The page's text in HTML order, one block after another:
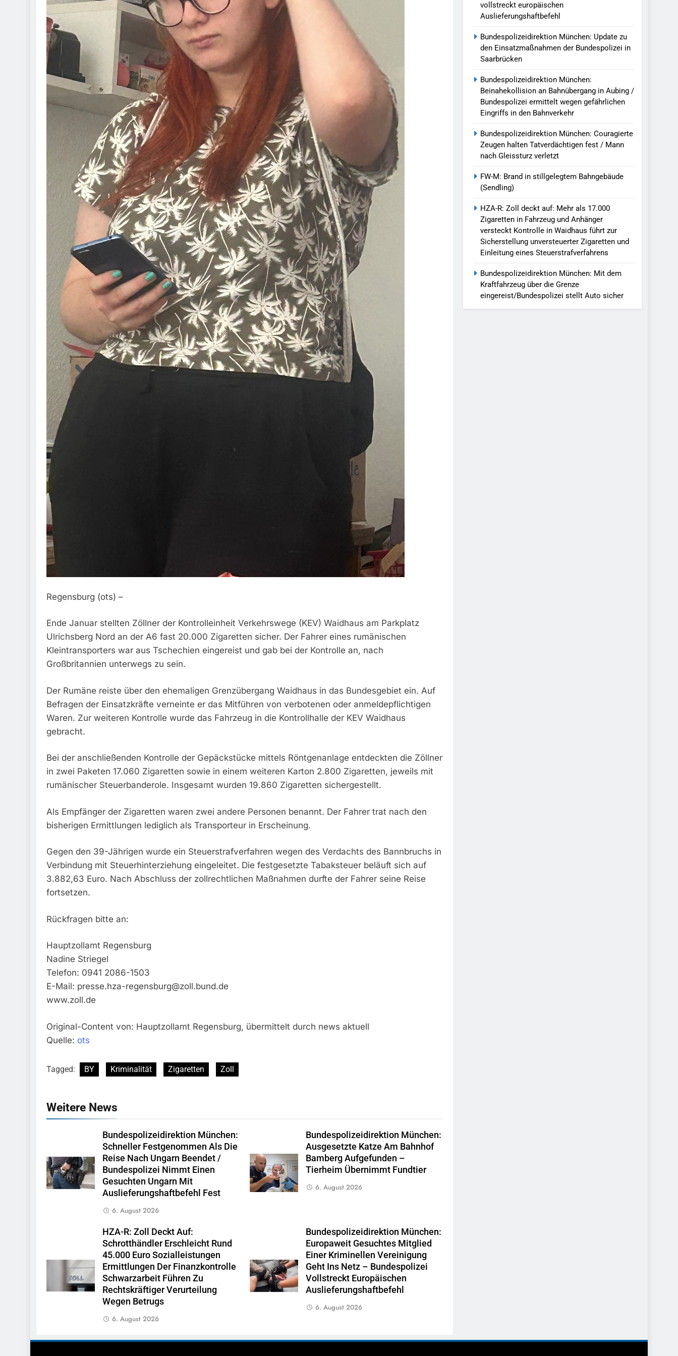
Regensburg (ots) –
Ende Januar stellten Zöllner der Kontrolleinheit Verkehrswege (KEV) Waidhaus am Parkplatz
Ulrichsberg Nord an der A6 fast 20.000 Zigaretten sicher. Der Fahrer eines rumänischen
Kleintransporters war aus Tschechien eingereist und gab bei der Kontrolle an, nach
Großbritannien unterwegs zu sein.
Der Rumäne reiste über den ehemaligen Grenzübergang Waidhaus in das Bundesgebiet ein. Auf
Befragen der Einsatzkräfte verneinte er das Mitführen von verbotenen oder anmeldepflichtigen
Waren. Zur weiteren Kontrolle wurde das Fahrzeug in die Kontrollhalle der KEV Waidhaus
gebracht.
Bei der anschließenden Kontrolle der Gepäckstücke mittels Röntgenanlage entdeckten die Zöllner
in zwei Paketen 17.060 Zigaretten sowie in einem weiteren Karton 2.800 Zigaretten, jeweils mit
rumänischer Steuerbanderole. Insgesamt wurden 19.860 Zigaretten sichergestellt.
Als Empfänger der Zigaretten waren zwei andere Personen benannt. Der Fahrer trat nach den
bisherigen Ermittlungen lediglich als Transporteur in Erscheinung.
Gegen den 39-Jährigen wurde ein Steuerstrafverfahren wegen des Verdachts des Bannbruchs in
Verbindung mit Steuerhinterziehung eingeleitet. Die festgesetzte Tabaksteuer beläuft sich auf
3.882,63 Euro. Nach Abschluss der zollrechtlichen Maßnahmen durfte der Fahrer seine Reise
fortsetzen.
Rückfragen bitte an:
Hauptzollamt Regensburg
Nadine Striegel
Telefon: 0941 2086-1503
E-Mail: presse.hza-regensburg@zoll.bund.de
www.zoll.de
Original-Content von: Hauptzollamt Regensburg, übermittelt durch news aktuell
Quelle: ots
Tagged: BY Kriminalität Zigaretten Zoll
Weitere News
Bundespolizeidirektion München:
Schneller Festgenommen Als Die
Reise Nach Ungarn Beendet /
Bundespolizei Nimmt Einen
Gesuchten Ungarn Mit
Auslieferungshaftbefehl Fest
6. August 2026
Bundespolizeidirektion München:
Ausgesetzte Katze Am Bahnhof
Bamberg Aufgefunden –
Tierheim Übernimmt Fundtier
6. August 2026
HZA-R: Zoll Deckt Auf:
Schrotthändler Erschleicht Rund
45.000 Euro Sozialleistungen
Ermittlungen Der Finanzkontrolle
Schwarzarbeit Führen Zu
Rechtskräftiger Verurteilung
Wegen Betrugs
6. August 2026
Bundespolizeidirektion München:
Europaweit Gesuchtes Mitglied
Einer Kriminellen Vereinigung
Geht Ins Netz – Bundespolizei
Vollstreckt Europäischen
Auslieferungshaftbefehl
6. August 2026
vollstreckt europäischen
Auslieferungshaftbefehl
Bundespolizeidirektion München: Update zu
den Einsatzmaßnahmen der Bundespolizei in
Saarbrücken
Bundespolizeidirektion München:
Beinahekollision an Bahnübergang in Aubing /
Bundespolizei ermittelt wegen gefährlichen
Eingriffs in den Bahnverkehr
Bundespolizeidirektion München: Couragierte
Zeugen halten Tatverdächtigen fest / Mann
nach Gleissturz verletzt
FW-M: Brand in stillgelegtem Bahngebäude
(Sendling)
HZA-R: Zoll deckt auf: Mehr als 17.000
Zigaretten in Fahrzeug und Anhänger
versteckt Kontrolle in Waidhaus führt zur
Sicherstellung unversteuerter Zigaretten und
Einleitung eines Steuerstrafverfahrens
Bundespolizeidirektion München: Mit dem
Kraftfahrzeug über die Grenze
eingereist/Bundespolizei stellt Auto sicher